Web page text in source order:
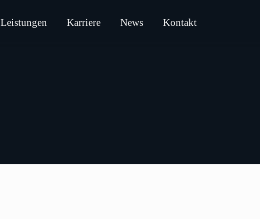
Leistungen Karriere News Kontakt